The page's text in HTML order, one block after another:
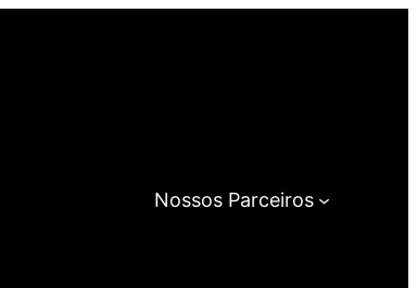
Nossos Parceiros